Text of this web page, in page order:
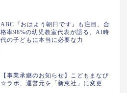
ABC『おはよう朝日です』も注目。合
格率98%の幼児教室代表が語る、AI時
代の子どもに本当に必要な力
【事業承継のお知らせ】こどもまなび
☆ラボ、運営元を「新恵社」に変更